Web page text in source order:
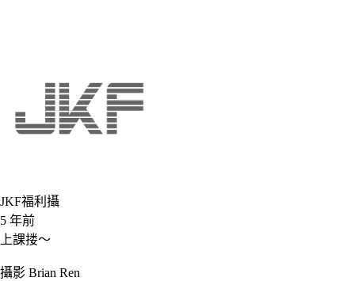
JKF福利攝
5 年前
上課搂～
攝影 Brian Ren